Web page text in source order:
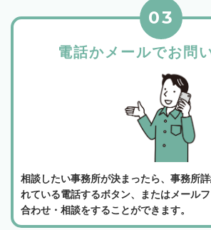
電話かメールでお問
03
相談したい事務所が決まったら、事務所
れている電話するボタン、またはメール
合わせ・相談をすることができます。